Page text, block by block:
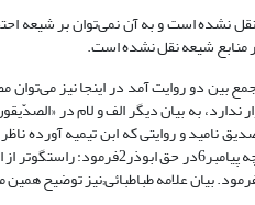
است و به آن نمی‌توان بر شیعه احتجاج
شیعه نقل نشده است.
بین دو روایت آمد در اینجا نیز می‌توان
به بیان دیگر الف و لام در
نامید و روایتی که ابن تیمیه
نیشابوری، همان، 4: 526)
بیان علامه طباطبائی;نیز توضیح